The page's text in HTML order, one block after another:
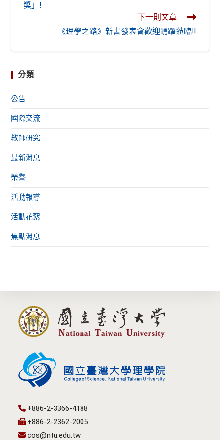
獎」!
下一則文章
《理學之路》新書發表會歡迎踴躍蒞臨!!
分類
公告
國際交流
教師研究
最新消息
榮譽
活動報導
活動花絮
焦點消息
+886-2-3366-4188
+886-2-2362-2005
cos@ntu.edu.tw